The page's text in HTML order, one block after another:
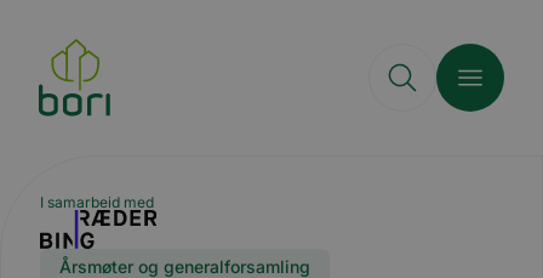
hovedinnhold
I samarbeid med
Årsmøter og generalforsamling